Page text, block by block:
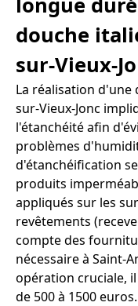
douche
sur-Vieux-
La réalisation d'une
sur-Vieux-Jonc
l'étanchéité afin
problèmes
d'étanchéification
produits
appliqués sur les
revêtements
compte des
nécessaire à Saint-
opération cruciale,
de 500 à 1500 euros.